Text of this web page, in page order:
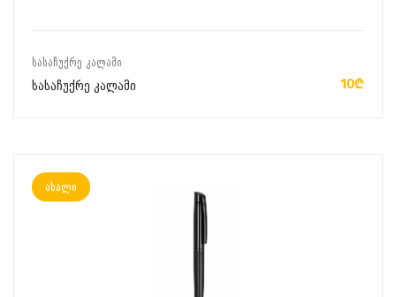
ᲡᲐᲡᲐᲩᲣᲥᲠᲔ ᲙᲐᲚᲐᲛᲘ
სასაჩუქრე კალამი 10₾
ახალი